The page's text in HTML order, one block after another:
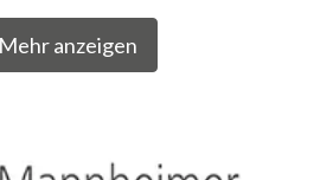
Mehr anzeigen
Schweiz aktiv. Neben unserem
wir am Markt als Versicherer von
anerkannt. Beispielsweise